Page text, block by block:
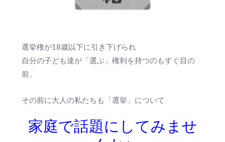
選挙権が18歳以下に引き下げられ
自分の子ども達が「選ぶ」権利を持つのもすぐ目の
前。
その前に大人の私たちも「選挙」について
家庭で話題にしてみませ